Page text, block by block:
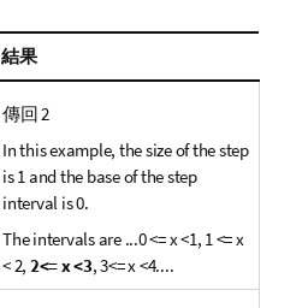
結果
傳回 2
In this example, the size of the step
is 1 and the base of the step
interval is 0.
The intervals are ...0 <= x <1, 1 <= x
< 2, 2<= x <3, 3<= x <4....